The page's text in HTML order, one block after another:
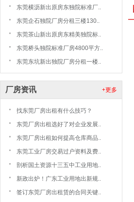
东莞横沥新出原房东独院标准厂..
东莞企石独院厂房分租三楼130..
东莞茶山新出原房东精美独院标..
东莞桥头独院标准厂房4800平方..
东莞东坑新出独院厂房分租一楼..
+更多
厂房资讯
找东莞厂房出租有什么技巧？
东莞厂房出租选好了对企业发展..
东莞厂房出租如何提高仓库商品..
东莞工业厂房交易过户资料及费..
剖析国土资源十三五中工业用地..
新政出炉！广东工业用地出新规..
签订东莞厂房出租赁的合同关键..